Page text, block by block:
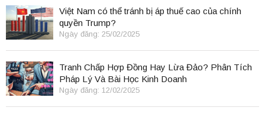
Việt Nam có thể tránh bị áp thuế cao của chính
quyền Trump?
Ngày đăng: 25/02/2025
Tranh Chấp Hợp Đồng Hay Lừa Đảo? Phân Tích
Pháp Lý Và Bài Học Kinh Doanh
Ngày đăng: 12/02/2025